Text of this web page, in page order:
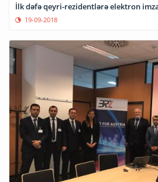
İlk dəfə qeyri-rezidentlərə elektron
19-09-2018